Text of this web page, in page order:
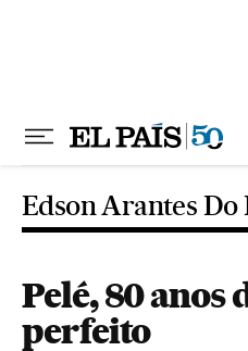
Edson Arantes Do
Pelé, 80 anos
perfeito